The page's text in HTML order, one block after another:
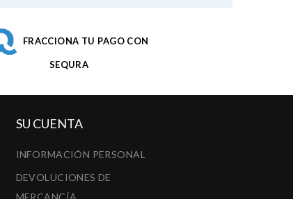
FRACCIONA TU PAGO CON
SEQURA
SU CUENTA
INFORMACIÓN PERSONAL
DEVOLUCIONES DE